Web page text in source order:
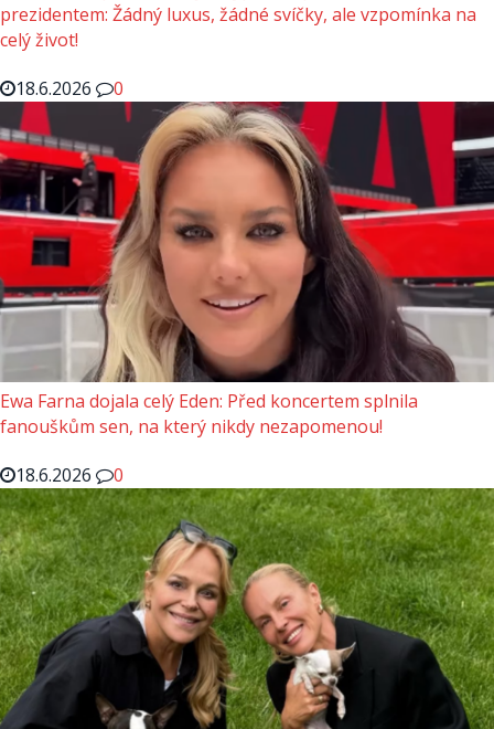
prezidentem: Žádný luxus, žádné svíčky, ale vzpomínka na
celý život!
18.6.2026
0
Ewa Farna dojala celý Eden: Před koncertem splnila
fanouškům sen, na který nikdy nezapomenou!
18.6.2026
0